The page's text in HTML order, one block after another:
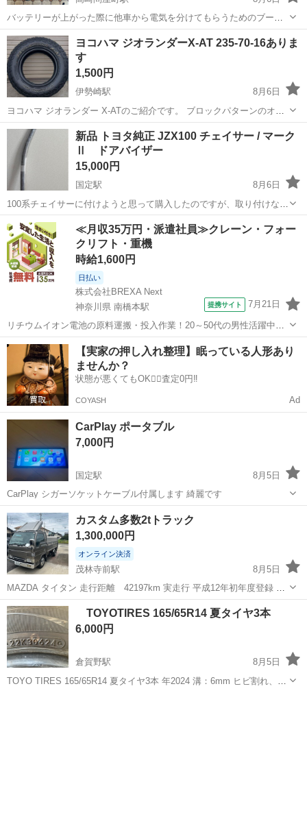
バッテリーが上がった際に他車から電気を分けてもらうためのブース
ターケーブルです。赤色のケーブルはプラス端子（+）、黒色のケーブ
ルはマイナス端子（-）へ接続します。 新品の価格相場1,500円 〜
3,500円前後ECサイ...
群馬 高崎市 セキュリティ用品
ヨコハマ ジオランダーX-AT 235-70-16ありま
す
1,500円
伊勢崎駅
8月6日
ヨコハマ ジオランダー X-ATのご紹介です。 ブロックパターンのオー
ルテレーンタイヤ サイズは235-70-16 104/1010 6PR 4本セット 状態
やタイヤ山は写真を参考にしてください。 2本は段減りあり...
群馬 伊勢崎市 伊勢崎駅 タイヤ、ホイール
新品 トヨタ純正 JZX100 チェイサー / マーク
Ⅱ ドアバイザー
15,000円
国定駅
8月6日
100系チェイサーに付けようと思って購入したのですが、取り付けない
まま部屋に保管していました。 左右2枚セットになります。 新品未使
用になります。
群馬 伊勢崎市 国定駅 外装、車外用品
≪月収35万円・派遣社員≫クレーン・フォー
クリフト・重機
時給1,600円
日払い
株式会社BREXA Next
神奈川県 南橋本駅
提携サイト 7月21日
リチウムイオン電池の原料運搬・投入作業！20～50代の男性活躍中★
ワンルーム寮完備！赴任旅費会社負担！年間休日130日★フォークリフ
ト免許お持ちの方、活躍中！就業先食堂利用可★《神奈川県相模原
市》 人気の工場のお仕事 ◇電...
神奈川 相模原市 南橋本駅 その他
【実家の押し入れ整理】眠っている人形あり
ませんか？
状態が悪くてもOK🙆‍♀️査定0円‼️
COYASH Ad
CarPlay ポータブル
7,000円
国定駅
8月5日
CarPlay シガーソケットケーブル付属します 綺麗です
群馬 伊勢崎市 国定駅 カーナビ、テレビ
カスタム多数2tトラック
1,300,000円
オンライン決済
茂林寺前駅
8月5日
MAZDA タイタン 走行距離 42197km 実走行 平成12年初年度登録 現
車を確認してから購入ください
群馬 館林市 茂林寺前駅 その他
TOYOTIRES 165/65R14 夏タイヤ3本
6,000円
倉賀野駅
8月5日
TOYO TIRES 165/65R14 夏タイヤ3本 年2024 溝：6mm ヒビ割れ、パ